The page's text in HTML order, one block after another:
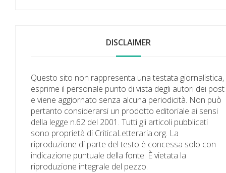
DISCLAIMER
Questo sito non rappresenta una testata giornalistica,
esprime il personale punto di vista degli autori dei post
e viene aggiornato senza alcuna periodicità. Non può
pertanto considerarsi un prodotto editoriale ai sensi
della legge n.62 del 2001. Tutti gli articoli pubblicati
sono proprietà di CriticaLetteraria.org. La
riproduzione di parte del testo è concessa solo con
indicazione puntuale della fonte. È vietata la
riproduzione integrale del pezzo.